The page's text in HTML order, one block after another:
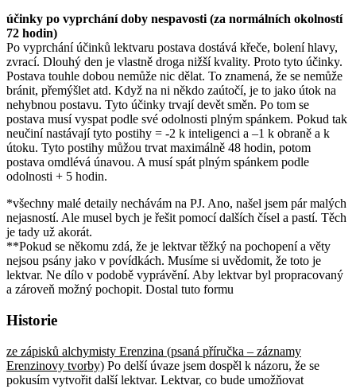
účinky po vyprchání doby nespavosti (za normálních okolností
72 hodin)
Po vyprchání účinků lektvaru postava dostává křeče, bolení hlavy,
zvrací. Dlouhý den je vlastně droga nižší kvality. Proto tyto účinky.
Postava touhle dobou nemůže nic dělat. To znamená, že se nemůže
bránit, přemýšlet atd. Když na ni někdo zaútočí, je to jako útok na
nehybnou postavu. Tyto účinky trvají devět směn. Po tom se
postava musí vyspat podle své odolnosti plným spánkem. Pokud tak
neučiní nastávají tyto postihy = -2 k inteligenci a –1 k obraně a k
útoku. Tyto postihy můžou trvat maximálně 48 hodin, potom
postava omdlévá únavou. A musí spát plným spánkem podle
odolnosti + 5 hodin.
*všechny malé detaily nechávám na PJ. Ano, našel jsem pár malých
nejasností. Ale musel bych je řešit pomocí dalších čísel a pastí. Těch
je tady už akorát.
**Pokud se někomu zdá, že je lektvar těžký na pochopení a věty
nejsou psány jako v povídkách. Musíme si uvědomit, že toto je
lektvar. Ne dílo v podobě vyprávění. Aby lektvar byl propracovaný
a zároveň možný pochopit. Dostal tuto formu
Historie
ze zápisků alchymisty Erenzina (psaná příručka – záznamy
Erenzinovy tvorby) Po delší úvaze jsem dospěl k názoru, že se
pokusím vytvořit další lektvar. Lektvar, co bude umožňovat